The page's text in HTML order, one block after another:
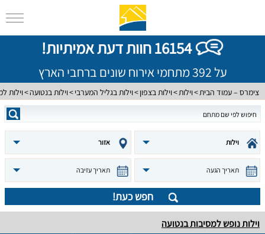
16154 חוות דעת אמיתיות!
על 392 מתחמי אירוח שונים ברחבי הארץ
צימרס – עמוד הבית וילות וילות בצפון וילות בגליל המערבי וילות בנטועה וילות
וילות אזור
תאריך הגעה תאריך עזיבה
חפש כעת!
וילות נופש למסיבות בנטועה